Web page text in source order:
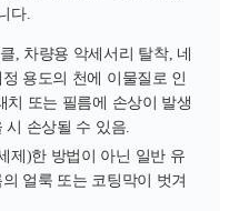
다.
, 차량용 악세서리 탈착, 네
용도의 천에 이물질로 인
치 또는 필름에 손상이 발생
시 손상될 수 있음.
제)한 방법이 아닌 일반 유
얼룩 또는 코팅막이 벗겨